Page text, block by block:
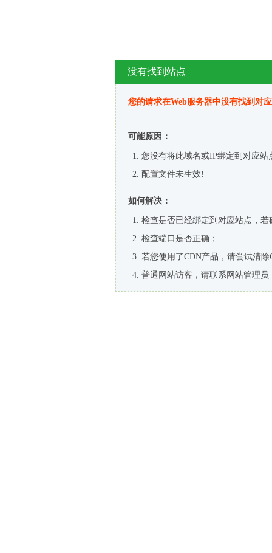
没有找到站点
您的请求在Web服务器中没有找到对
可能原因：
您没有将此域名或IP绑定到对应站
配置文件未生效!
如何解决：
检查是否已经绑定到对应站点，
检查端口是否正确；
若您使用了CDN产品，请尝试清除
普通网站访客，请联系网站管理员